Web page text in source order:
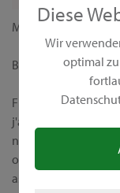
Diese
Wir
optimal
Madame,
Bienvenue sur ma
Fidèle à la devise
j'aimerais vous
nombreuses
obtiendrez tout
assistée par moi-